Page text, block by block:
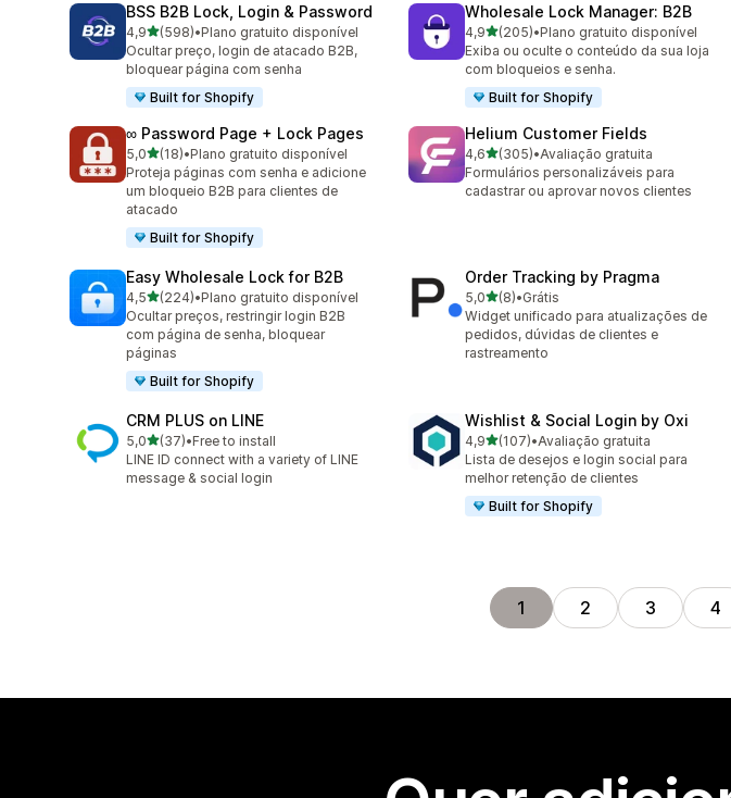
BSS B2B Lock, Login & Password
4,9de 5 estrelas
(598)
598 avaliações ao todo
•Plano gratuito disponível
Ocultar preço, login de atacado B2B,
bloquear página com senha
Built for Shopify
Wholesale Lock Manager: B2B
4,9de 5 estrelas
(205)
205 avaliações ao todo
•Plano gratuito disponível
Exiba ou oculte o conteúdo da sua loja
com bloqueios e senha.
Built for Shopify
∞ Password Page + Lock Pages
5,0de 5 estrelas
(18)
18 avaliações ao todo
•Plano gratuito disponível
Proteja páginas com senha e adicione
um bloqueio B2B para clientes de
atacado
Built for Shopify
Helium Customer Fields
4,6de 5 estrelas
(305)
305 avaliações ao todo
•Avaliação gratuita
Formulários personalizáveis para
cadastrar ou aprovar novos clientes
Easy Wholesale Lock for B2B
4,5de 5 estrelas
(224)
224 avaliações ao todo
•Plano gratuito disponível
Ocultar preços, restringir login B2B
com página de senha, bloquear
páginas
Built for Shopify
Order Tracking by Pragma
5,0de 5 estrelas
(8)
8 avaliações ao todo
•Grátis
Widget unificado para atualizações de
pedidos, dúvidas de clientes e
rastreamento
CRM PLUS on LINE
5,0de 5 estrelas
(37)
37 avaliações ao todo
•Free to install
LINE ID connect with a variety of LINE
message & social login
Wishlist & Social Login by Oxi
4,9de 5 estrelas
(107)
107 avaliações ao todo
•Avaliação gratuita
Lista de desejos e login social para
melhor retenção de clientes
Built for Shopify
1 2 3 4